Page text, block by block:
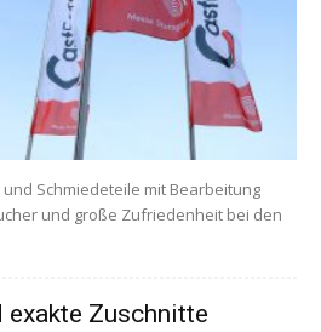
Schmiedeteile mit Bearbeitung
und große Zufriedenheit bei den
exakte Zuschnitte